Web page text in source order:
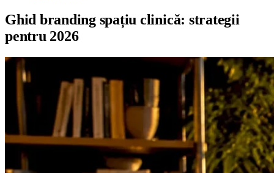
Ghid branding spațiu clinică: strategii
pentru 2026